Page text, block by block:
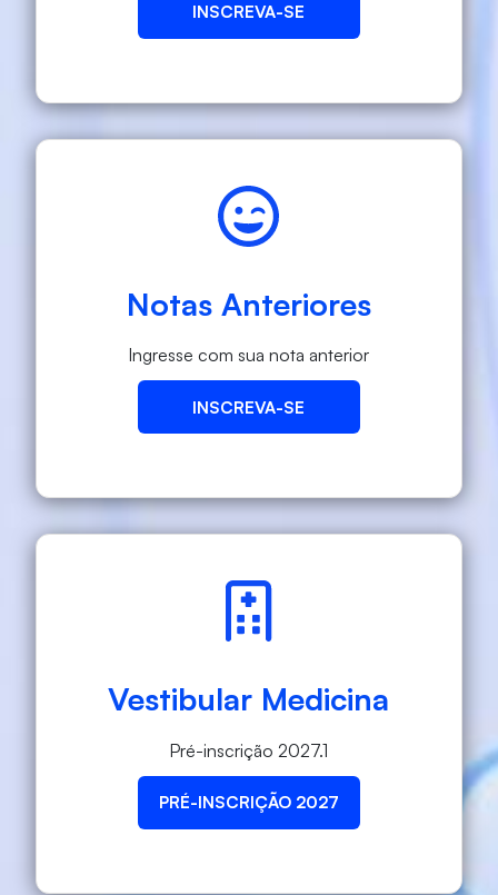
INSCREVA-SE
Notas Anteriores
Ingresse com sua nota anterior
INSCREVA-SE
Vestibular Medicina
Pré-inscrição 2027.1
PRÉ-INSCRIÇÃO 2027